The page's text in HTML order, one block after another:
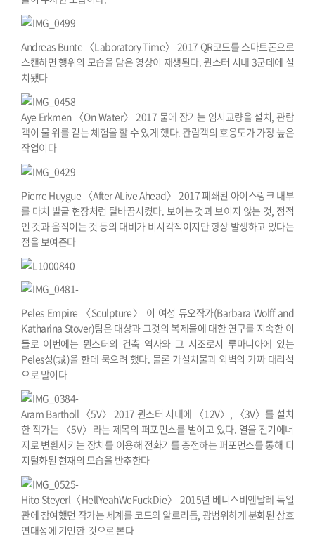
Andreas Bunte 〈Laboratory Time〉 2017 QR코드를 스마트폰으로
스캔하면 행위의 모습을 담은 영상이 재생된다. 뮌스터 시내 3군데에 설
치됐다
Aye Erkmen 〈On Water〉 2017 물에 잠기는 임시교량을 설치, 관람
객이 물 위를 걷는 체험을 할 수 있게 했다. 관람객의 호응도가 가장 높은
작업이다
Pierre Huygue 〈After ALive Ahead〉 2017 폐쇄된 아이스링크 내부
를 마치 발굴 현장처럼 탈바꿈시켰다. 보이는 것과 보이지 않는 것, 정적
인 것과 움직이는 것 등의 대비가 비시각적이지만 항상 발생하고 있다는
점을 보여준다
Peles Empire 〈Sculpture〉 이 여성 듀오작가(Barbara Wolff and
Katharina Stover)팀은 대상과 그것의 복제물에 대한 연구를 지속한 이
들로 이번에는 뮌스터의 건축 역사와 그 시조로서 루마니아에 있는
Peles성(城)을 한데 묶으려 했다. 물론 가설치물과 외벽의 가짜 대리석
으로 말이다
Aram Bartholl 〈5V〉 2017 뮌스터 시내에 〈12V〉, 〈3V〉를 설치
한 작가는 〈5V〉라는 제목의 퍼포먼스를 벌이고 있다. 열을 전기에너
지로 변환시키는 장치를 이용해 전화기를 충전하는 퍼포먼스를 통해 디
지털화된 현재의 모습을 반추한다
Hito Steyerl〈HellYeahWeFuckDie〉 2015년 베니스비엔날레 독일
관에 참여했던 작가는 세계를 코드와 알로리듬, 광범위하게 분화된 상호
연대성에 기인한 것으로 본다